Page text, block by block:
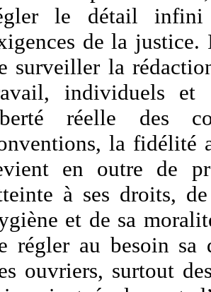
le détail infini
de la
surveiller la
individuels et
réelle des
la fidélité
en outre de
à ses droits,
et de sa
régler au besoin sa
ouvriers, surtout